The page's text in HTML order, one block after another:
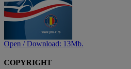
Open / Download: 13Mb.
COPYRIGHT